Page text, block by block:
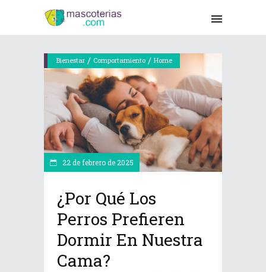
Bienestar / Comportamiento / Home
22 de febrero de 2025
¿Por Qué Los
Perros Prefieren
Dormir En Nuestra
Cama?